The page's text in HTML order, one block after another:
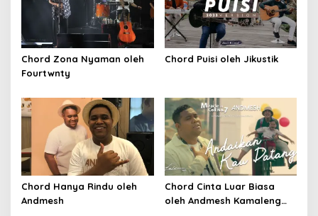
Chord Zona Nyaman oleh
Fourtwnty
Chord Puisi oleh Jikustik
Chord Hanya Rindu oleh
Andmesh
Chord Cinta Luar Biasa
oleh Andmesh Kamaleng